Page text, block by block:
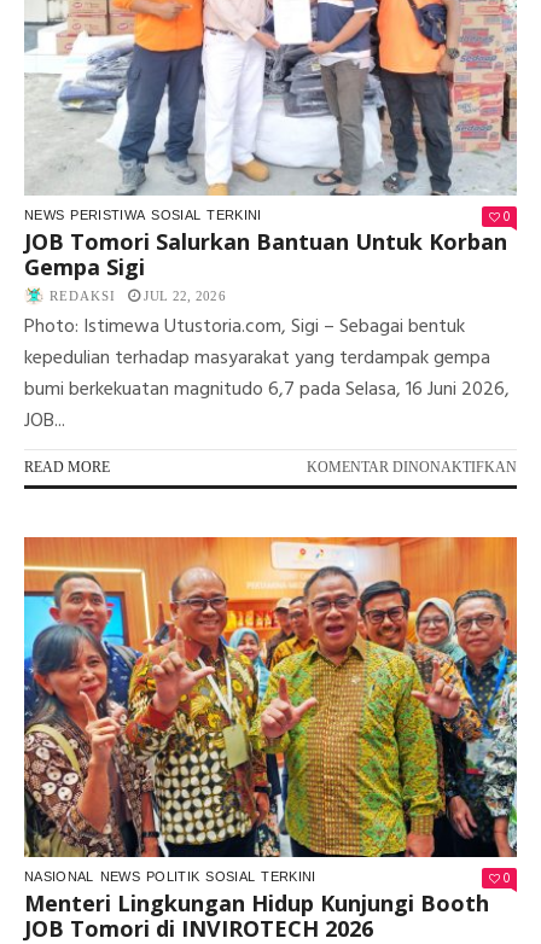
NEWS PERISTIWA SOSIAL TERKINI 0
JOB Tomori Salurkan Bantuan Untuk Korban
Gempa Sigi
REDAKSI JUL 22, 2026
Photo: Istimewa Utustoria.com, Sigi – Sebagai bentuk
kepedulian terhadap masyarakat yang terdampak gempa
bumi berkekuatan magnitudo 6,7 pada Selasa, 16 Juni 2026,
JOB...
READ MORE KOMENTAR DINONAKTIFKAN
JOB
NASIONAL NEWS POLITIK SOSIAL TERKINI 0
Menteri Lingkungan Hidup Kunjungi Booth
JOB Tomori di INVIROTECH 2026